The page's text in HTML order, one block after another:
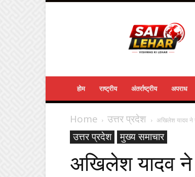
होम राष्ट्रीय अंतर्राष्ट्रीय अपराध
Home उत्तर प्रदेश अखिलेश यादव ने
उत्तर प्रदेश मुख्य समाचार
अखिलेश यादव ने